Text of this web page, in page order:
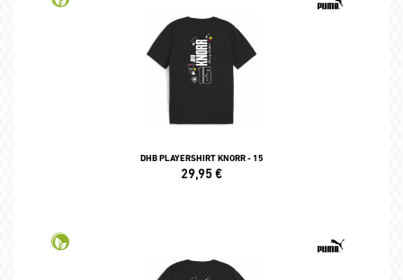
DHB PLAYERSHIRT KNORR - 15
29,95€